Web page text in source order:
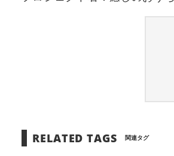
RELATED TAGS 関連タグ